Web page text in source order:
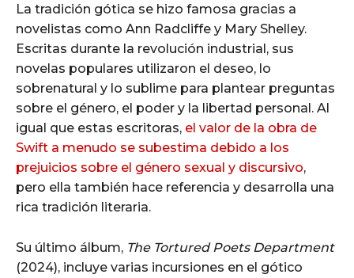
La tradición gótica se hizo famosa gracias a
novelistas como Ann Radcliffe y Mary Shelley.
Escritas durante la revolución industrial, sus
novelas populares utilizaron el deseo, lo
sobrenatural y lo sublime para plantear preguntas
sobre el género, el poder y la libertad personal. Al
igual que estas escritoras, el valor de la obra de
Swift a menudo se subestima debido a los
prejuicios sobre el género sexual y discursivo,
pero ella también hace referencia y desarrolla una
rica tradición literaria.
Su último álbum, The Tortured Poets Department
(2024), incluye varias incursiones en el gótico